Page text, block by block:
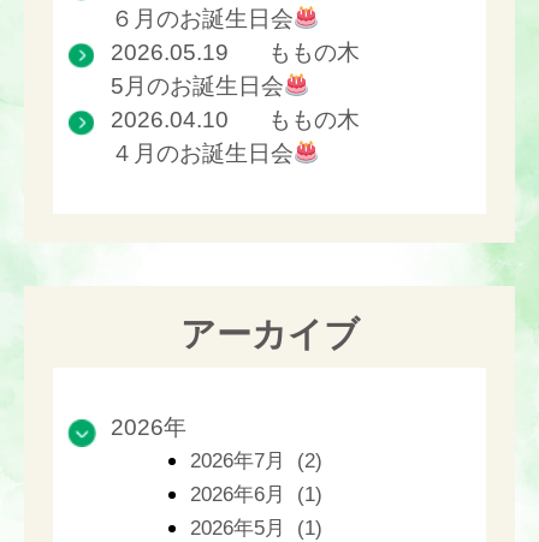
６月のお誕生日会
2026.05.19
ももの木
5月のお誕生日会
2026.04.10
ももの木
４月のお誕生日会
アーカイブ
2026年
2026年7月 (2)
2026年6月 (1)
2026年5月 (1)